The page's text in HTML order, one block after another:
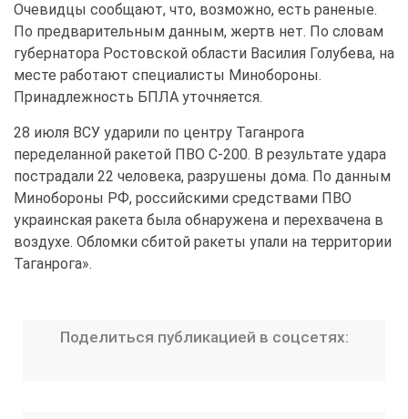
Очевидцы сообщают, что, возможно, есть раненые.
По предварительным данным, жертв нет. По словам
губернатора Ростовской области Василия Голубева, на
месте работают специалисты Минобороны.
Принадлежность БПЛА уточняется.
28 июля ВСУ ударили по центру Таганрога
переделанной ракетой ПВО С-200. В результате удара
пострадали 22 человека, разрушены дома. По данным
Минобороны РФ, российскими средствами ПВО
украинская ракета была обнаружена и перехвачена в
воздухе. Обломки сбитой ракеты упали на территории
Таганрога».
Поделиться публикацией в соцсетях: